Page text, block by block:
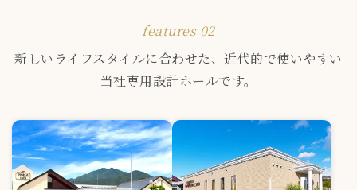
features 02
新しいライフスタイルに合わせた、近代的で使いやすい
当社専用設計ホールです。